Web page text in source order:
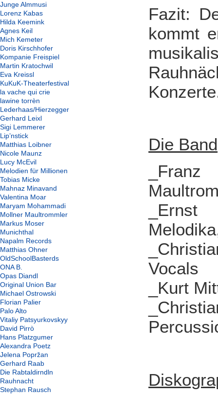
Junge Almmusi
Lorenz Kabas
Hilda Keemink
Agnes Keil
Mich Kemeter
Doris Kirschhofer
Kompanie Freispiel
Martin Kratochwil
Eva Kreissl
KuKuK-Theaterfestival
la vache qui crie
lawine torrèn
Lederhaas/Hierzegger
Gerhard Leixl
Sigi Lemmerer
Lip’nstick
Matthias Loibner
Nicole Maunz
Lucy McEvil
Melodien für Millionen
Tobias Micke
Mahnaz Minavand
Valentina Moar
Maryam Mohammadi
Mollner Maultrommler
Markus Moser
Munichthal
Napalm Records
Matthias Ohner
OldSchoolBasterds
ONA B.
Opas Diandl
Original Union Bar
Michael Ostrowski
Florian Palier
Palo Alto
Vitaliy Patsyurkovskyy
David Pirrò
Hans Platzgumer
Alexandra Poetz
Jelena Popržan
Gerhard Raab
Die Rabtaldirndln
Rauhnacht
Stephan Rausch
Fazit:
kommt
Die Band
_Ernst
Vocals
_Kurt